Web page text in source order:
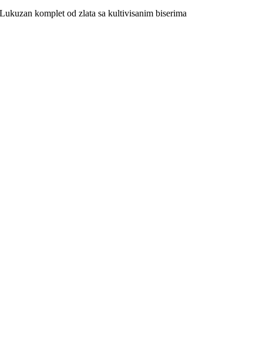
Lukuzan komplet od zlata sa kultivisanim biserima